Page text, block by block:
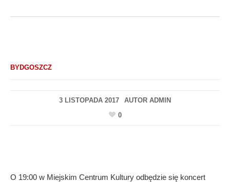
BYDGOSZCZ
3 LISTOPADA 2017 AUTOR ADMIN
0
O 19:00 w Miejskim Centrum Kultury odbędzie się koncert